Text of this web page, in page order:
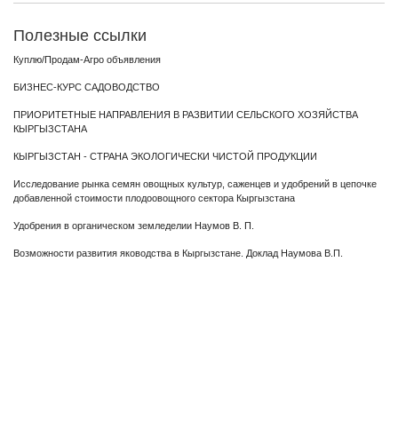
Полезные ссылки
Куплю/Продам-Агро объявления
БИЗНЕС-КУРС САДОВОДСТВО
ПРИОРИТЕТНЫЕ НАПРАВЛЕНИЯ В РАЗВИТИИ СЕЛЬСКОГО ХОЗЯЙСТВА
КЫРГЫЗСТАНА
КЫРГЫЗСТАН - СТРАНА ЭКОЛОГИЧЕСКИ ЧИСТОЙ ПРОДУКЦИИ
Исследование рынка семян овощных культур, саженцев и удобрений в цепочке
добавленной стоимости плодоовощного сектора Кыргызстана
Удобрения в органическом земледелии Наумов В. П.
Возможности развития яководства в Кыргызстане. Доклад Наумова В.П.